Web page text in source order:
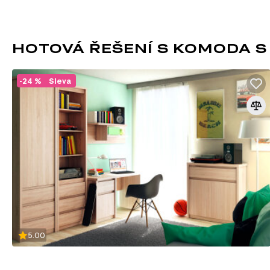
DŘEVOTŘÍSKA
DTD (dřevotřísková deska) je jedním z nejrozšířenějších
průmyslu. Vyrábí se lisováním dřevních třísek pod vysokým
syntetických pryskyřic jako pojiva. DTD je základním
korpusového nábytku, čelních ploch a dekorativních panelů
univerzálnosti a dostupnosti.
HOTOVÁ ŘEŠENÍ S KOMODA
Sleva
-24 %
5.00